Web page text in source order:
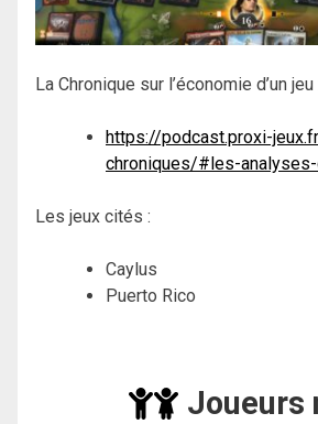
La Chronique sur l’économie d’un jeu
https://podcast.proxi-
chroniques/#les-
Les jeux cités :
Caylus
Puerto Rico
Joueurs